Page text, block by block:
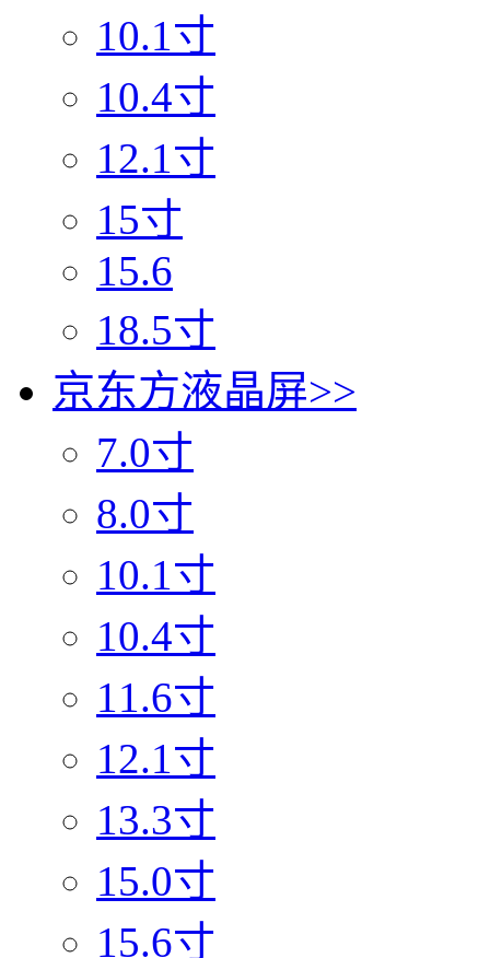
10.1寸
10.4寸
12.1寸
15寸
15.6
18.5寸
京东方液晶屏>>
7.0寸
8.0寸
10.1寸
10.4寸
11.6寸
12.1寸
13.3寸
15.0寸
15.6寸